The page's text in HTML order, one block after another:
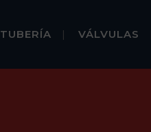
TUBERÍA VÁLVULAS